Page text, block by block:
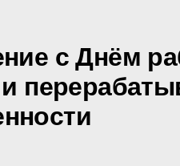
с Днём
и